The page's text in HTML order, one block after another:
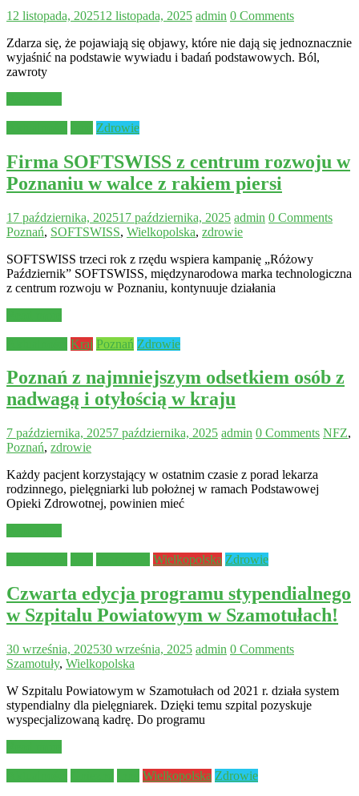
12 listopada, 202512 listopada, 2025 admin 0 Comments
Zdarza się, że pojawiają się objawy, które nie dają się jednoznacznie
wyjaśnić na podstawie wywiadu i badań podstawowych. Ból,
zawroty
Zdrowie
Firma SOFTSWISS z centrum rozwoju w
Poznaniu w walce z rakiem piersi
17 października, 202517 października, 2025 admin 0 Comments
Poznań, SOFTSWISS, Wielkopolska, zdrowie
SOFTSWISS trzeci rok z rzędu wspiera kampanię „Różowy
Październik” SOFTSWISS, międzynarodowa marka technologiczna
z centrum rozwoju w Poznaniu, kontynuuje działania
Kraj Poznań Zdrowie
Poznań z najmniejszym odsetkiem osób z
nadwagą i otyłością w kraju
7 października, 20257 października, 2025 admin 0 Comments NFZ,
Poznań, zdrowie
Każdy pacjent korzystający w ostatnim czasie z porad lekarza
rodzinnego, pielęgniarki lub położnej w ramach Podstawowej
Opieki Zdrowotnej, powinien mieć
Wielkopolska Zdrowie
Czwarta edycja programu stypendialnego
w Szpitalu Powiatowym w Szamotułach!
30 września, 202530 września, 2025 admin 0 Comments
Szamotuły, Wielkopolska
W Szpitalu Powiatowym w Szamotułach od 2021 r. działa system
stypendialny dla pielęgniarek. Dzięki temu szpital pozyskuje
wyspecjalizowaną kadrę. Do programu
Wielkopolska Zdrowie